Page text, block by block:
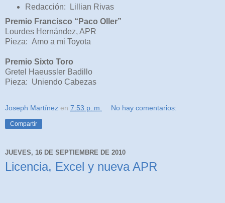
Redacción: Lillian Rivas
Premio Francisco “Paco Oller”
Lourdes Hernández, APR
Pieza: Amo a mi Toyota
Premio Sixto Toro
Gretel Haeussler Badillo
Pieza: Uniendo Cabezas
Joseph Martínez en 7:53 p. m. No hay comentarios:
Compartir
JUEVES, 16 DE SEPTIEMBRE DE 2010
Licencia, Excel y nueva APR